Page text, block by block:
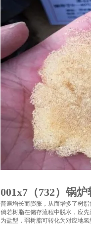
001x7（732）锅
普遍增长而膨胀，从而增多了树
倘若树脂在储存流程中脱水，应
为盐型，弱树脂可转化为对应地